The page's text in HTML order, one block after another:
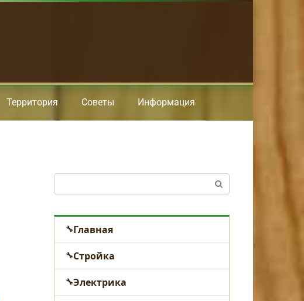
Территория Советы Информация
Главная
Стройка
Электрика